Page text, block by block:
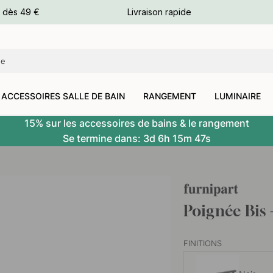
dès 49 € Livraison rapide
ACCESSOIRES SALLE DE BAIN RANGEMENT LUMINAIRE
15% sur les accessoires de bains & le rangement
Se termine dans: 3d 6h 15m 46s
Poignée
FINITIONS